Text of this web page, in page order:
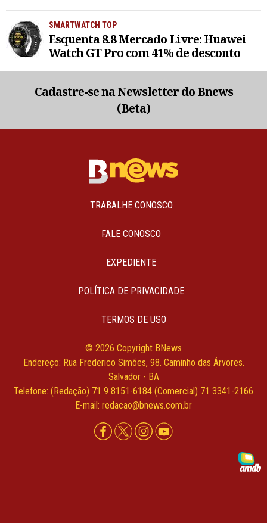
SMARTWATCH TOP
Esquenta 8.8 Mercado Livre: Huawei
Watch GT Pro com 41% de desconto
Cadastre-se na Newsletter do Bnews
(Beta)
TRABALHE CONOSCO
FALE CONOSCO
EXPEDIENTE
POLÍTICA DE PRIVACIDADE
TERMOS DE USO
© 2026 Copyright BNews
Endereço: Rua Frederico Simões, 98. Caminho das Árvores.
Salvador - BA
Telefone: (Redação) 71 9 8151-6184 (Comercial) 71 3341-2166
E-mail: redacao@bnews.com.br